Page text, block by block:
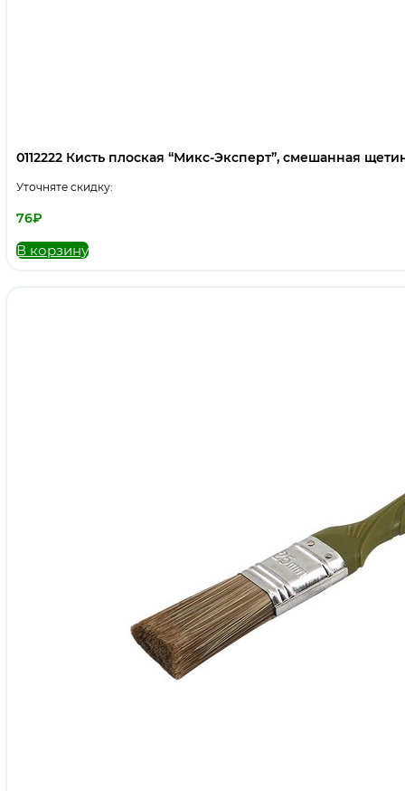
0112222 Кисть плоская “Микс-Эксперт”, смешанная
Уточняте скидку:
76₽
В корзину